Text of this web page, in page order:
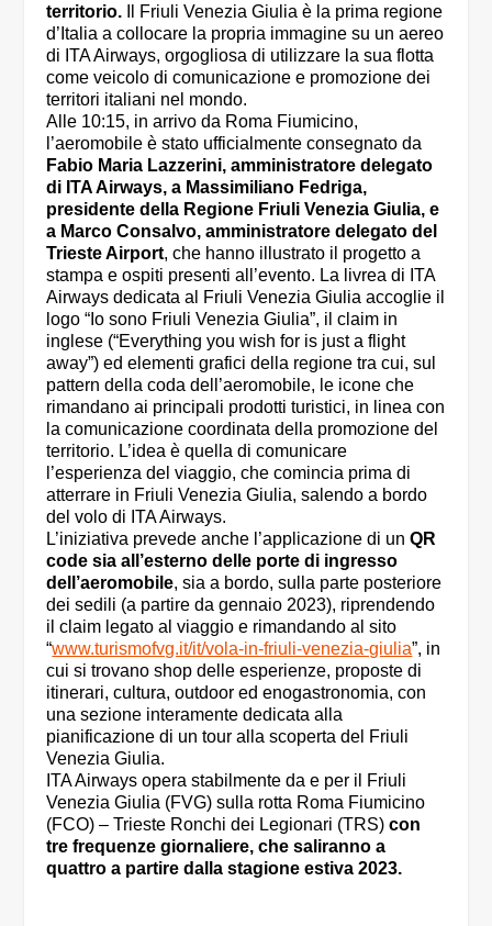
territorio. Il Friuli Venezia Giulia è la prima regione
d’Italia a collocare la propria immagine su un aereo
di ITA Airways, orgogliosa di utilizzare la sua flotta
come veicolo di comunicazione e promozione dei
territori italiani nel mondo.
Alle 10:15, in arrivo da Roma Fiumicino,
l’aeromobile è stato ufficialmente consegnato da
Fabio Maria Lazzerini, amministratore delegato
di ITA Airways, a Massimiliano Fedriga,
presidente della Regione Friuli Venezia Giulia, e
a Marco Consalvo, amministratore delegato del
Trieste Airport, che hanno illustrato il progetto a
stampa e ospiti presenti all’evento. La livrea di ITA
Airways dedicata al Friuli Venezia Giulia accoglie il
logo “Io sono Friuli Venezia Giulia”, il claim in
inglese (“Everything you wish for is just a flight
away”) ed elementi grafici della regione tra cui, sul
pattern della coda dell’aeromobile, le icone che
rimandano ai principali prodotti turistici, in linea con
la comunicazione coordinata della promozione del
territorio. L’idea è quella di comunicare
l’esperienza del viaggio, che comincia prima di
atterrare in Friuli Venezia Giulia, salendo a bordo
del volo di ITA Airways.
L’iniziativa prevede anche l’applicazione di unQR
code sia all’esterno delle porte di ingresso
dell’aeromobile, sia a bordo, sulla parte posteriore
dei sedili (a partire da gennaio 2023), riprendendo
il claim legato al viaggio e rimandando al sito
“www.turismofvg.it/it/vola-in-friuli-venezia-giulia”, in
cui si trovano shop delle esperienze, proposte di
itinerari, cultura, outdoor ed enogastronomia, con
una sezione interamente dedicata alla
pianificazione di un tour alla scoperta del Friuli
Venezia Giulia.
ITA Airways opera stabilmente da e per il Friuli
Venezia Giulia (FVG) sulla rotta Roma Fiumicino
(FCO) – Trieste Ronchi dei Legionari (TRS)con
tre frequenze giornaliere, che saliranno a
quattro a partire dalla stagione estiva 2023.